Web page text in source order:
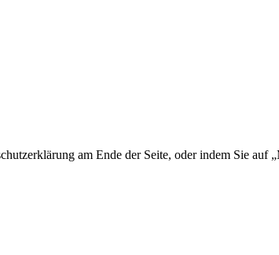
am Ende der Seite, oder indem Sie auf